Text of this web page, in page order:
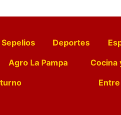
Sepelios Deportes
Agro La Pampa Cocina